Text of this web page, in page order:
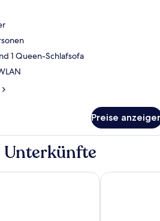
1 Queen-Schlafsofa
Preise
Unterkünfte
Milano Duomo The Square